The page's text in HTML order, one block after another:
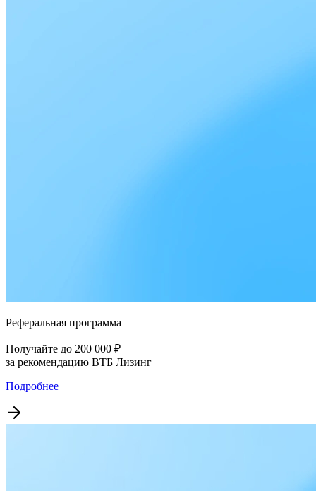
Реферальная программа
Получайте до 200 000 ₽
за рекомендацию ВТБ Лизинг
Подробнее